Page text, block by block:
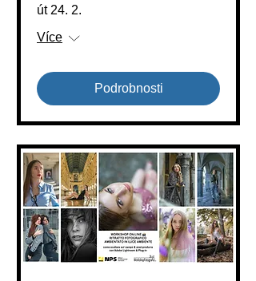
út 24. 2.
Více
Podrobnosti